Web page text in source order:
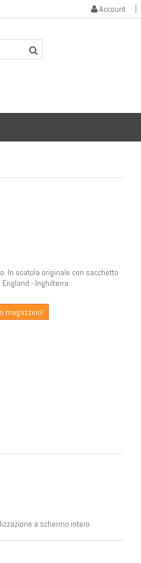
Account
In scatola originale con sacchetto
- Inghilterra.
magazzino!
a schermo intero.